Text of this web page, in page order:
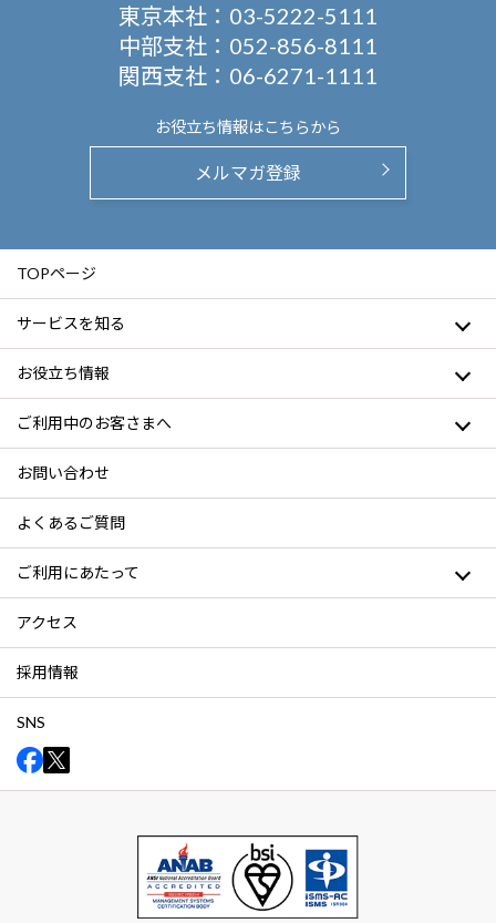
東京本社： 03-5222-5111
中部支社： 052-856-8111
関西支社： 06-6271-1111
お役立ち情報はこちらから
メルマガ登録
TOPページ
サービスを知る
お役立ち情報
ご利用中のお客さまへ
お問い合わせ
よくあるご質問
ご利用にあたって
アクセス
採用情報
SNS